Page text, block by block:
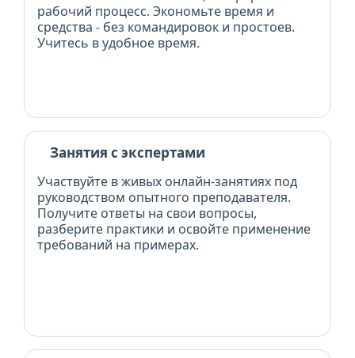
рабочий процесс. Экономьте время и
средства - без командировок и простоев.
Учитесь в удобное время.
Занятия с экспертами
Участвуйте в живых онлайн-занятиях под
руководством опытного преподавателя.
Получите ответы на свои вопросы,
разберите практики и освойте применение
требований на примерах.